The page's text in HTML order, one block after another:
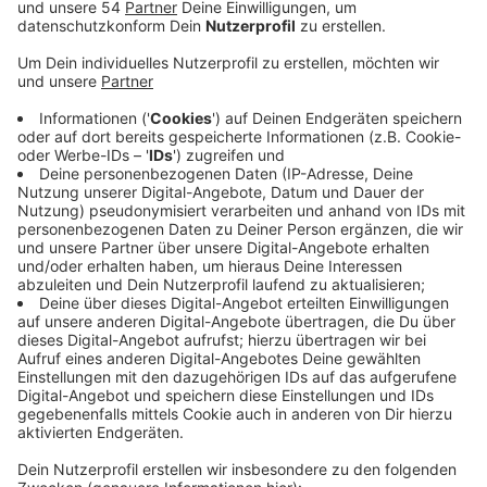
Veröffentlicht:Dienstag, 28.05.2024 14:15
Anzeige
Die Carl-Diem-Straße am Volksgarten soll in Zukunft
nur noch für Busse und Radfahrer befahrbar sein. Mit
der Maßnahme könnten Parkbesucher viel sicherer und
übersichtlicher die Parkseiten des Volksgartens
überqueren. Allerdings würden dann auch die
Parkplätze auf dem Seitenstreifen entlang des
Sportplatzes wegfallen. Neben dieser Maßnahme
könnte außerdem eine Querungshilfe vor der neuen
Kita, die gerade gebaut wird, entstehen. Weitere
Tempo-30-Zonen um den Volksgarten sollen die
Sicherheit weiter erhöhen. Wenn die Planungen der
Maßnahmen abgeschlossen sind, soll die
Bezirksvertretung über deren Umsetzung